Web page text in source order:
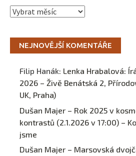
Archivy
NEJNOVĚJŠÍ KOMENTÁŘE
Filip Hanák: Lenka Hrabalová:
2026 – Živě Benátská 2,
UK, Praha)
Dušan Majer – Rok 2025 v
kontrastů (2.1.2026 v 17:00) –
jsme
Dušan Majer – Marsovská